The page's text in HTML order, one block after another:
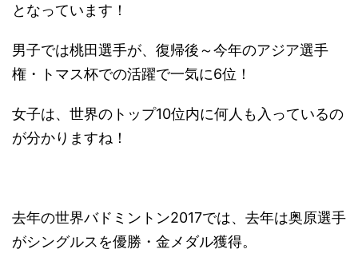
となっています！
男子では桃田選手が、復帰後～今年のアジア選手
権・トマス杯での活躍で一気に6位！
女子は、世界のトップ10位内に何人も入っているの
が分かりますね！
去年の世界バドミントン2017では、去年は奥原選手
がシングルスを優勝・金メダル獲得。